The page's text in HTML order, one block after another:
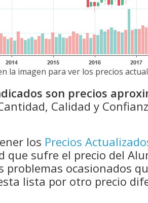
la imagen para ver los precios
son precios
Calidad y
los Precios
que sufre el precio del
problemas ocasionados
lista por otro precio